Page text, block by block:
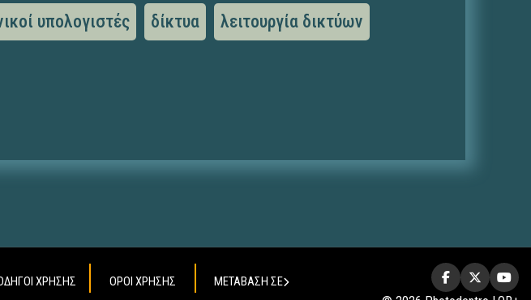
υπολογιστές δίκτυα λειτουργία δικτύων
ΧΡΗΣΗΣ ΟΡΟΙ ΧΡΗΣΗΣ ΜΕΤΑΒΑΣΗ ΣΕ